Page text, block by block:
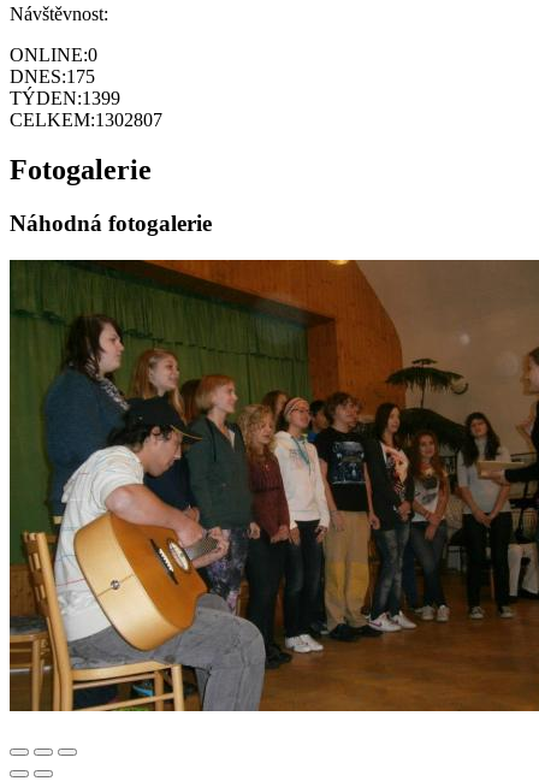
Návštěvnost:
ONLINE:0
DNES:175
TÝDEN:1399
CELKEM:1302807
Fotogalerie
Náhodná fotogalerie